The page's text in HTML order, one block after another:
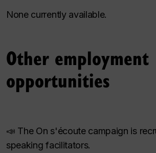
None currently available.
Other employment
opportunities
📣 The On s'écoute campaign is
speaking facilitators.